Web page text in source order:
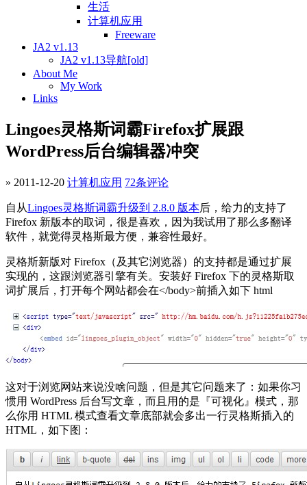
生活
计算机应用
Freeware
JA2 v1.13
JA2 v1.13导航[old]
About Me
My Work
Links
Lingoes灵格斯词霸Firefox扩展跟
WordPress后台编辑器冲突
» 2011-12-20 计算机应用 72条评论
自从Lingoes灵格斯词霸升级到 2.8.0 版本后，给力的支持了
Firefox 新版本的取词，很是喜欢，因为我试用了那么多翻译
软件，就觉得灵格斯最方便，兼容性最好。
灵格斯新版对 Firefox（及其它浏览器）的支持都是通过扩展
实现的，这跟浏览器引擎有关。安装好 Firefox 下的灵格斯取
词扩展后，打开每个网站都会在</body>前插入如下 html
这对于浏览网站来说没啥问题，但是其它问题来了：如果你习
惯用 WordPress 后台写文章，而且用的是『可视化』模式，那
么你用 HTML 模式查看文章底部就会多出一行灵格斯插入的
HTML，如下图：